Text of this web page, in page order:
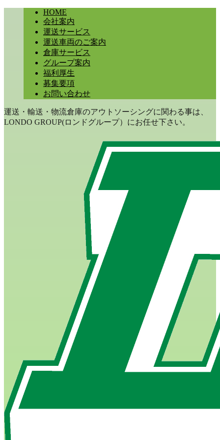
HOME
会社案内
運送サービス
運送車両のご案内
倉庫サービス
グループ案内
福利厚生
募集要項
お問い合わせ
運送・輸送・物流倉庫のアウトソーシングに関わる事は、
LONDO GROUP(ロンドグループ）にお任せ下さい。